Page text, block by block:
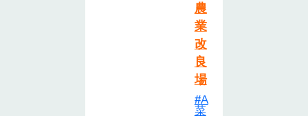
農
業
改
良
場
A
菜